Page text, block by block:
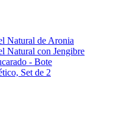
Natural de Aronia
Natural con Jengibre
- Bote
Set de 2